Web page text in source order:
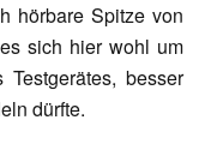
hörbare Spitze von
sich hier wohl um
besser
dürfte.